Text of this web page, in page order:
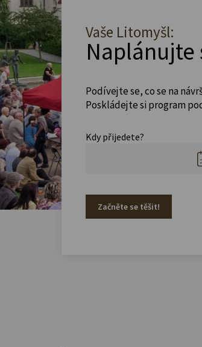
Vaše Litomyšl:
Naplánujte
Podívejte se, co se na
Poskládejte si program
Kdy přijedete?
Začněte se těšit!